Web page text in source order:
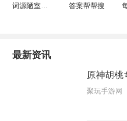
答案帮帮搜
最新资讯
原神胡桃
聚玩手游网